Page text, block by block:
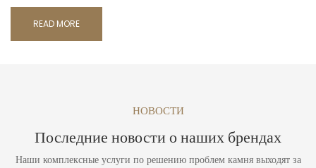
READ MORE
НОВОСТИ
Последние новостио наших брендах
Наши комплексные услуги по решению проблем камня выходят за